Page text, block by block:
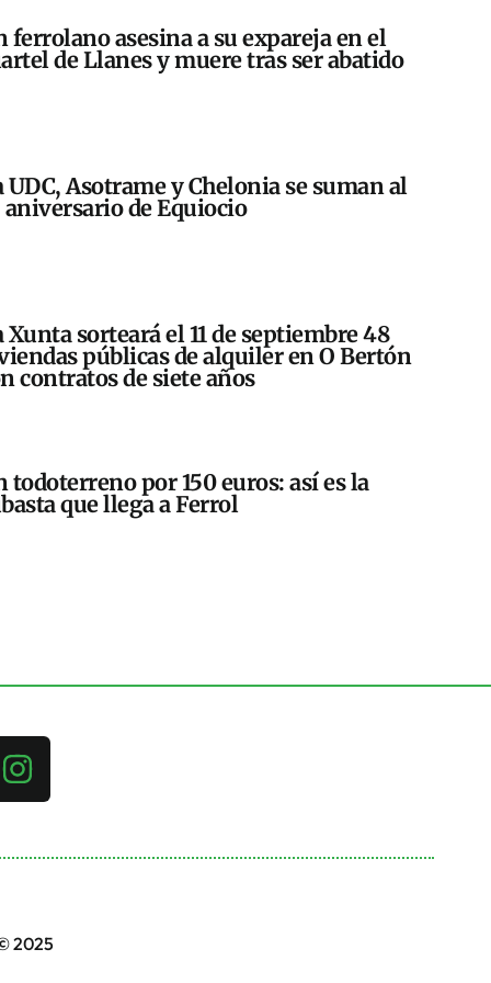
ferrolano asesina a su expareja en el
de Llanes y muere tras ser abatido
UDC, Asotrame y Chelonia se suman al
aniversario de Equiocio
Xunta sorteará el 11 de septiembre 48
públicas de alquiler en O Bertón
contratos de siete años
todoterreno por 150 euros: así es la
que llega a Ferrol
2025